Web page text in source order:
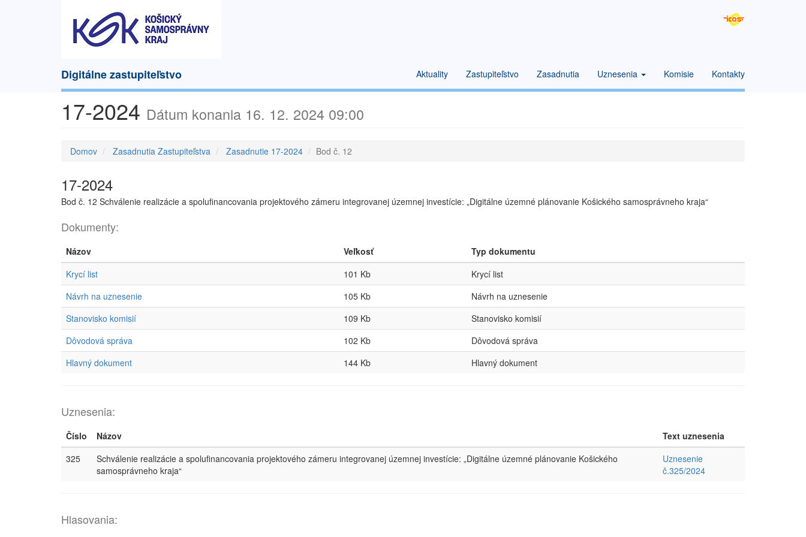
Digitálne zastupiteľstvo Aktuality Zastupiteľstvo Zasadnutia Uznesenia Komisie Kontakty
17-2024 Dátum konania 16. 12. 2024 09:00
Domov Zasadnutia Zastupiteľstva Zasadnutie 17-2024 Bod č. 12
17-2024
Bod č. 12 Schválenie realizácie a spolufinancovania projektového zámeru integrovanej územnej investície: „Digitálne územné plánovanie Košického samosprávneho kraja“
Dokumenty:
Názov Veľkosť
Typ dokumentu
Krycí list
101 Kb
Krycí list
Návrh na uznesenie
105 Kb
Návrh na uznesenie
Stanovisko komisií
109 Kb
Stanovisko komisií
Dôvodová správa
102 Kb
Dôvodová správa
Hlavný dokument
144 Kb Hlavný dokument
Uznesenia:
Číslo Názov
Text uznesenia
325
Schválenie realizácie a spolufinancovania projektového zámeru integrovanej územnej investície: „Digitálne územné plánovanie Košického
samosprávneho kraja“
Uznesenie
č.325/2024
Hlasovania: